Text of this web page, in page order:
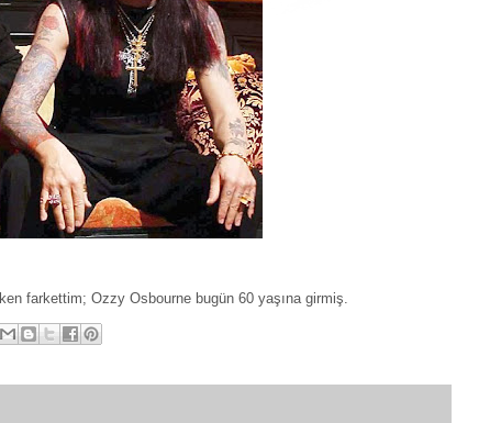
farkettim; Ozzy Osbourne bugün 60 yaşına girmiş.